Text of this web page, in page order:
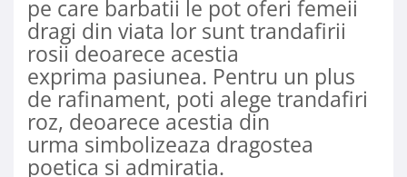
pe care barbatii le pot oferi femeii
dragi din viata lor sunt trandafirii
rosii deoarece acestia
exprima pasiunea. Pentru un plus
de rafinament, poti alege trandafiri
roz, deoarece acestia din
urma simbolizeaza dragostea
poetica si admiratia.